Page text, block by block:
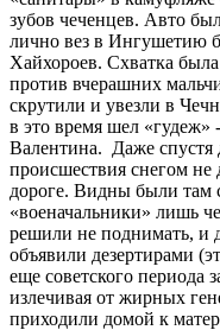
зубов чеченцев. Авто
лично вез в Ингушетию
Хайхороев. Схватка
против вчерашних
скрутили и увезли в
в это время шел «гудеж»
Валентина. Даже спустя
происшествия снегом не
дороге. Видны были там
«военачальники» лишь
решили не поднимать, и
объявили дезертирами
еще советского периода
излечивая от жирных
приходили домой к